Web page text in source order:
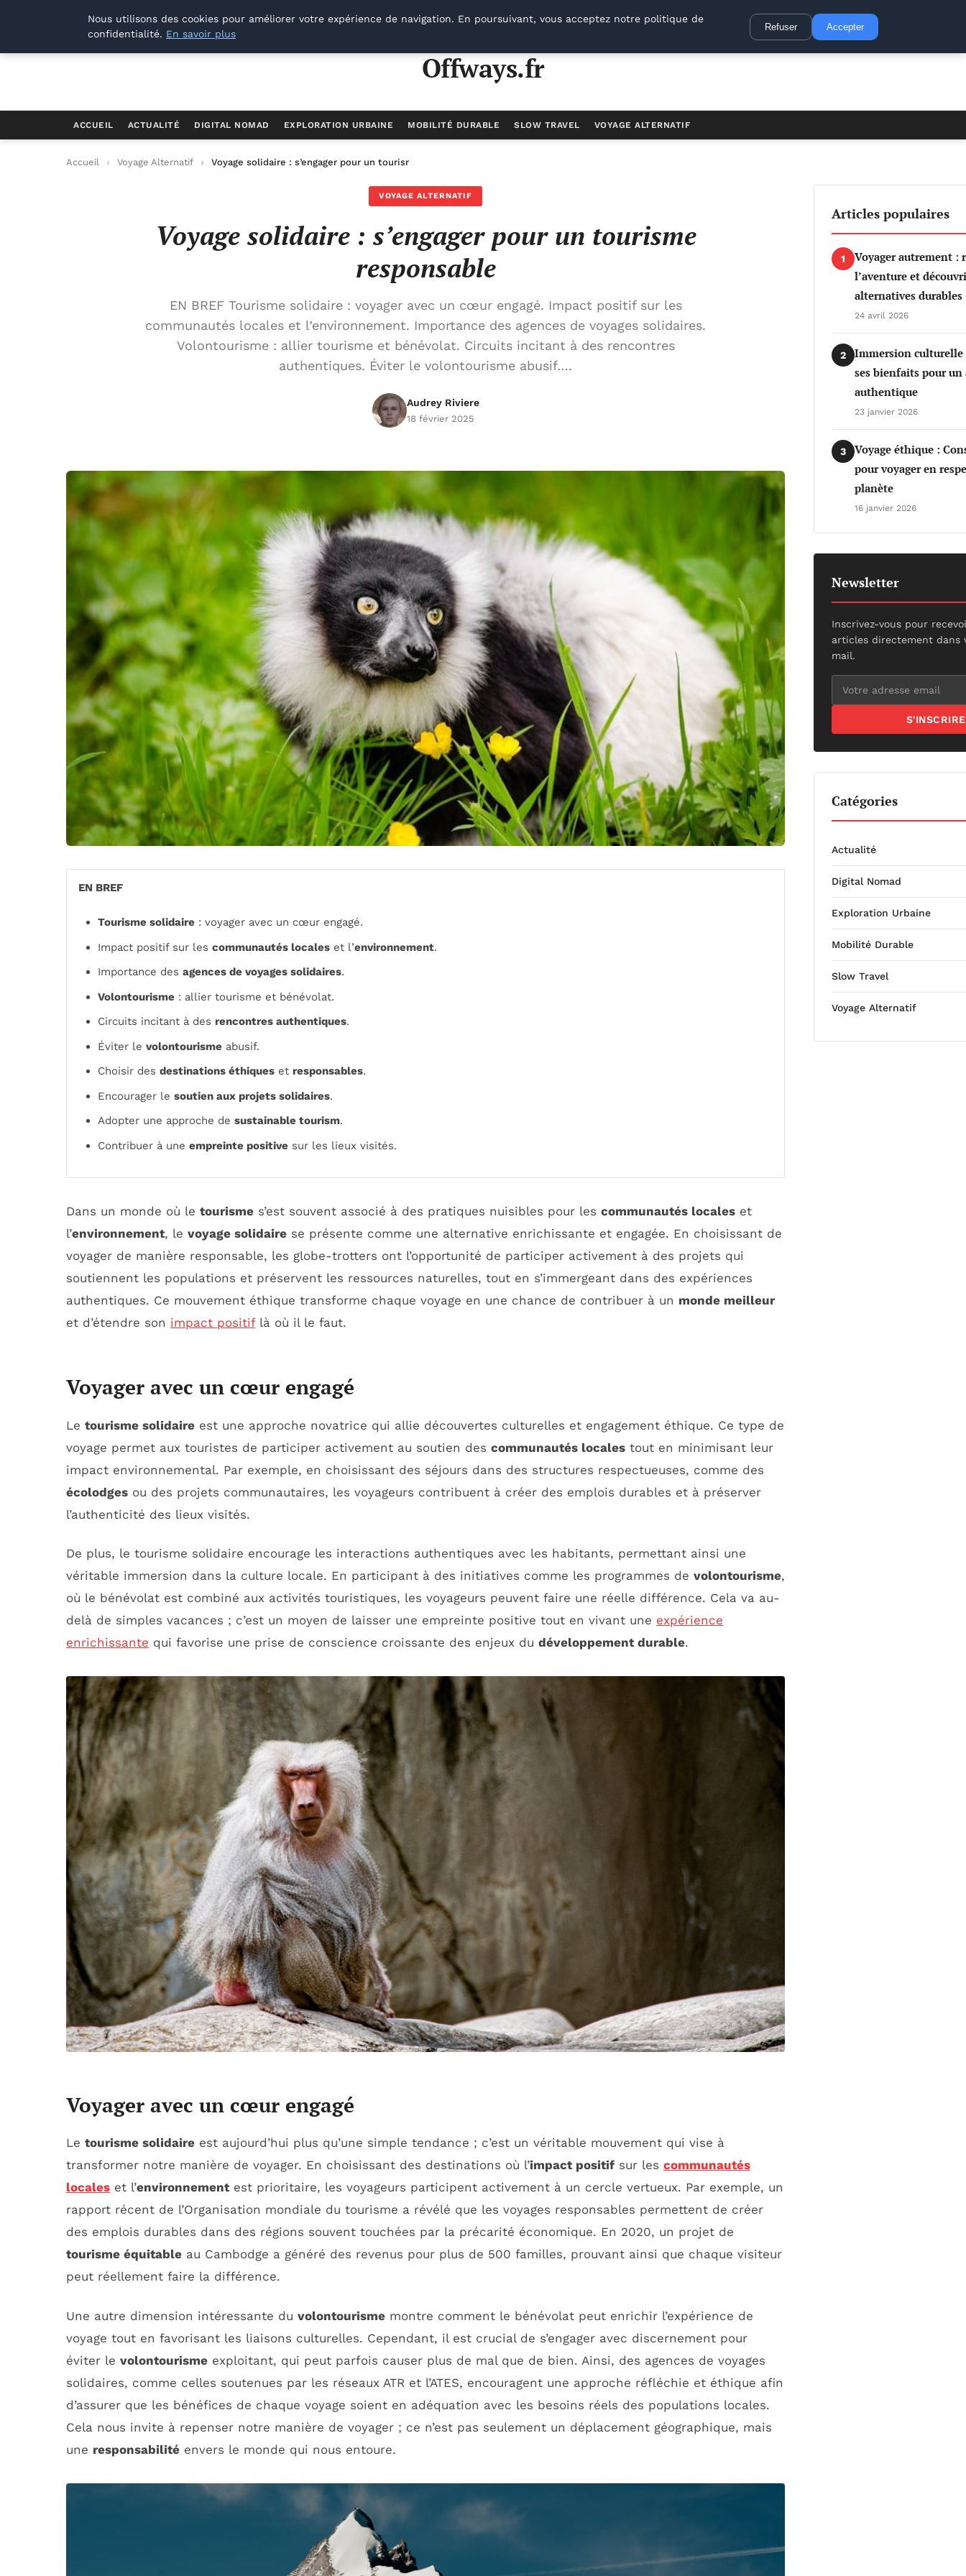
Offways.fr
Offways.fr
ACCUEIL ACTUALITÉ DIGITAL NOMAD EXPLORATION URBAINE MOBILITÉ DURABLE SLOW TRAVEL VOYAGE ALTERNATIF
Accueil Voyage Alternatif Voyage solidaire : s’engager pour un tourisme responsable
VOYAGE ALTERNATIF
Voyage solidaire : s’engager pour un tourisme
responsable
EN BREF Tourisme solidaire : voyager avec un cœur engagé. Impact positif sur les
communautés locales et l’environnement. Importance des agences de voyages solidaires.
Volontourisme : allier tourisme et bénévolat. Circuits incitant à des rencontres
authentiques. Éviter le volontourisme abusif….
Audrey Riviere
18 février 2025
EN BREF
Tourisme solidaire : voyager avec un cœur engagé.
Impact positif sur les communautés locales et l’environnement.
Importance des agences de voyages solidaires.
Volontourisme : allier tourisme et bénévolat.
Circuits incitant à des rencontres authentiques.
Éviter le volontourisme abusif.
Choisir des destinations éthiques et responsables.
Encourager le soutien aux projets solidaires.
Adopter une approche de sustainable tourism.
Contribuer à une empreinte positive sur les lieux visités.
Dans un monde où le tourisme s’est souvent associé à des pratiques nuisibles pour les communautés locales et
l’environnement, le voyage solidaire se présente comme une alternative enrichissante et engagée. En choisissant de
voyager de manière responsable, les globe-trotters ont l’opportunité de participer activement à des projets qui
soutiennent les populations et préservent les ressources naturelles, tout en s’immergeant dans des expériences
authentiques. Ce mouvement éthique transforme chaque voyage en une chance de contribuer à un monde meilleur
et d’étendre son impact positiflà où il le faut.
Voyager avec un cœur engagé
Le tourisme solidaire est une approche novatrice qui allie découvertes culturelles et engagement éthique. Ce type de
voyage permet aux touristes de participer activement au soutien des communautés locales tout en minimisant leur
impact environnemental. Par exemple, en choisissant des séjours dans des structures respectueuses, comme des
écolodges ou des projets communautaires, les voyageurs contribuent à créer des emplois durables et à préserver
l’authenticité des lieux visités.
De plus, le tourisme solidaire encourage les interactions authentiques avec les habitants, permettant ainsi une
véritable immersion dans la culture locale. En participant à des initiatives comme les programmes de volontourisme,
où le bénévolat est combiné aux activités touristiques, les voyageurs peuvent faire une réelle différence. Cela va au-
delà de simples vacances ; c’est un moyen de laisser une empreinte positive tout en vivant une expérience
enrichissante qui favorise une prise de conscience croissante des enjeux du développement durable.
Voyager avec un cœur engagé
Le tourisme solidaire est aujourd’hui plus qu’une simple tendance ; c’est un véritable mouvement qui vise à
transformer notre manière de voyager. En choisissant des destinations où l’impact positif sur les communautés
locales et l’environnementest prioritaire, les voyageurs participent activement à un cercle vertueux. Par exemple, un
rapport récent de l’Organisation mondiale du tourisme a révélé que les voyages responsables permettent de créer
des emplois durables dans des régions souvent touchées par la précarité économique. En 2020, un projet de
tourisme équitable au Cambodge a généré des revenus pour plus de 500 familles, prouvant ainsi que chaque visiteur
peut réellement faire la différence.
Une autre dimension intéressante du volontourisme montre comment le bénévolat peut enrichir l’expérience de
voyage tout en favorisant les liaisons culturelles. Cependant, il est crucial de s’engager avec discernement pour
éviter le volontourisme exploitant, qui peut parfois causer plus de mal que de bien. Ainsi, des agences de voyages
solidaires, comme celles soutenues par les réseaux ATR et l’ATES, encouragent une approche réfléchie et éthique afin
d’assurer que les bénéfices de chaque voyage soient en adéquation avec les besoins réels des populations locales.
Cela nous invite à repenser notre manière de voyager ; ce n’est pas seulement un déplacement géographique, mais
une responsabilité envers le monde qui nous entoure.
Articles populaires
1
Voyager autrement :
l’aventure et
alternatives durables
24 avril 2026
2
Immersion culturelle
ses bienfaits pour un
authentique
23 janvier 2026
3
Voyage éthique :
pour voyager en
planète
16 janvier 2026
Newsletter
Inscrivez-vous pour
articles directement dans
mail.
S'INSCRIRE
Catégories
Actualité
Digital Nomad
Exploration Urbaine
Mobilité Durable
Slow Travel
Voyage Alternatif
Nous utilisons des cookies pour améliorer votre expérience de navigation. En poursuivant, vous acceptez notre politique de
confidentialité. En savoir plus
Refuser Accepter